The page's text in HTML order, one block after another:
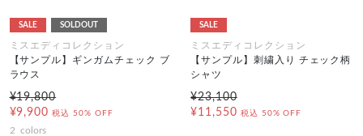
SALE SOLDOUT
ミスエディコレクション
【サンプル】ギンガムチェック ブ
ラウス
¥19,800
¥9,900 税込 50% OFF
2 colors
SALE
ミスエディコレクション
【サンプル】刺繍入り チェック柄
シャツ
¥23,100
¥11,550 税込 50% OFF